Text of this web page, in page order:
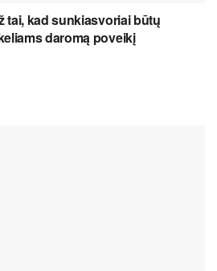
tai, kad sunkiasvoriai būtų
daromą poveikį